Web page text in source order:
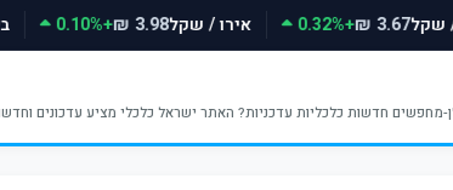
/ שקל3.67 ₪
+0.32% אירו / שקל3.98 ₪
+0.10%